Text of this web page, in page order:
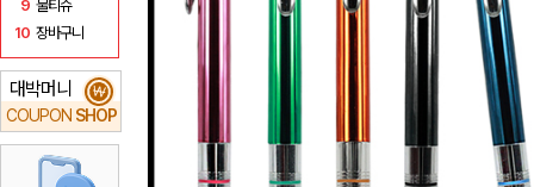
9 물티슈
10 장바구니
대박머니
COUPON SHOP
₩